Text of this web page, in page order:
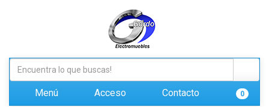
Menú Acceso Contacto 0